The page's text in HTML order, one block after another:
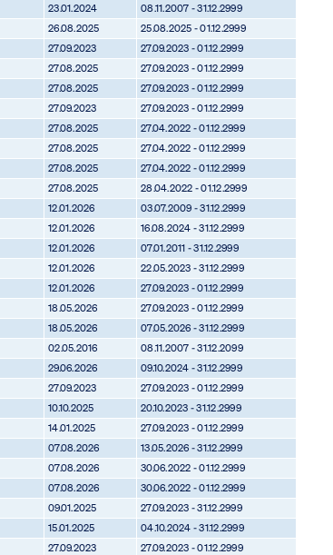
23.01.2024
08.11.2007 - 31.12.2999
26.08.2025
25.08.2025 - 01.12.2999
27.09.2023
27.09.2023 - 01.12.2999
27.08.2025
27.09.2023 - 01.12.2999
27.08.2025
27.09.2023 - 01.12.2999
27.09.2023
27.09.2023 - 01.12.2999
27.08.2025
27.04.2022 - 01.12.2999
27.08.2025
27.04.2022 - 01.12.2999
27.08.2025
27.04.2022 - 01.12.2999
27.08.2025
28.04.2022 - 01.12.2999
12.01.2026
03.07.2009 - 31.12.2999
12.01.2026
16.08.2024 - 31.12.2999
12.01.2026
07.01.2011 - 31.12.2999
12.01.2026
22.05.2023 - 31.12.2999
12.01.2026
27.09.2023 - 01.12.2999
18.05.2026
27.09.2023 - 01.12.2999
18.05.2026
07.05.2026 - 31.12.2999
02.05.2016
08.11.2007 - 31.12.2099
29.06.2026
09.10.2024 - 31.12.2999
27.09.2023
27.09.2023 - 01.12.2999
10.10.2025
20.10.2023 - 31.12.2999
14.01.2025
27.09.2023 - 01.12.2999
07.08.2026
13.05.2026 - 31.12.2999
07.08.2026
30.06.2022 - 01.12.2999
07.08.2026
30.06.2022 - 01.12.2999
09.01.2025
27.09.2023 - 31.12.2999
15.01.2025
04.10.2024 - 31.12.2999
27.09.2023
27.09.2023 - 01.12.2999